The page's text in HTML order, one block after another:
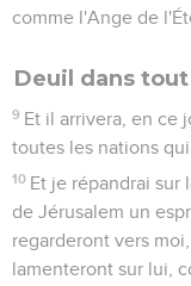
comme l'Ange de
Deuil dans
9 Et il arrivera, en ce
toutes les nations
10 Et je répandrai sur
de Jérusalem un
regarderont vers
lamenteront sur lui,